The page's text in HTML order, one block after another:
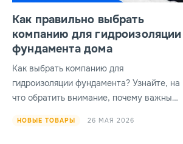
Как правильно выбрать
компанию для гидроизоляции
фундамента дома
Как выбрать компанию для
гидроизоляции фундамента? Узнайте, на
что обратить внимание, почему важны
НОВЫЕ ТОВАРЫ 26 МАЯ 2026